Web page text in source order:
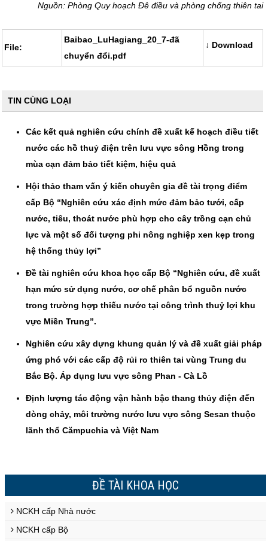
Nguồn: Phòng Quy hoạch Đê điều và phòng chống thiên tai
File:
Baibao_LuHagiang_20_7-đã
chuyển đổi.pdf
↓ Download
TIN CÙNG LOẠI
Các kết quả nghiên cứu chính đề xuất kế hoạch điều tiết
nước các hồ thuỷ điện trên lưu vực sông Hồng trong
mùa cạn đảm bảo tiết kiệm, hiệu quả
Hội thảo tham vấn ý kiến chuyên gia đề tài trọng điểm
cấp Bộ “Nghiên cứu xác định mức đảm bảo tưới, cấp
nước, tiêu, thoát nước phù hợp cho cây trồng cạn chủ
lực và một số đối tượng phi nông nghiệp xen kẹp trong
hệ thống thủy lợi”
Đề tài nghiên cứu khoa học cấp Bộ “Nghiên cứu, đề xuất
hạn mức sử dụng nước, cơ chế phân bổ nguồn nước
trong trường hợp thiếu nước tại công trình thuỷ lợi khu
vực Miền Trung”.
Nghiên cứu xây dựng khung quản lý và đề xuất giải pháp
ứng phó với các cấp độ rủi ro thiên tai vùng Trung du
Bắc Bộ. Áp dụng lưu vực sông Phan - Cà Lồ
Định lượng tác động vận hành bậc thang thủy điện đến
dòng chảy, môi trường nước lưu vực sông Sesan thuộc
lãnh thổ Cămpuchia và Việt Nam
ĐỀ TÀI KHOA HỌC
NCKH cấp Nhà nước
NCKH cấp Bộ